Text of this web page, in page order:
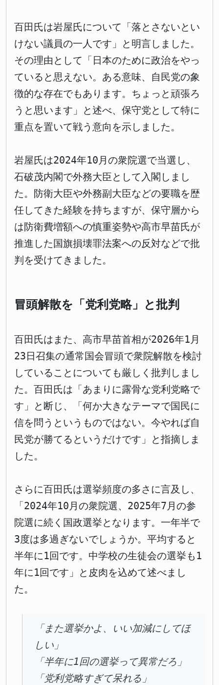
百田氏は岩屋氏について「落とさないとい
けない議員の一人です」と明言しました。
その理由として「日本のために政治をやっ
ていると思えない。ある意味、自民党の象
徴的な存在でもあります。ちょっと頑張ろ
うと思います」と述べ、保守党として特に
重点を置いて戦う意向を示しました。
岩屋氏は2024年10月の衆院選で当選し、
石破茂内閣で外務大臣として入閣しまし
た。防衛大臣や外務副大臣などの要職を歴
任してきた経験を持ちますが、保守層から
は防衛費増額への慎重姿勢や高市早苗氏が
推進した国旗損壊罪法案への反対などで批
判を受けてきました。
冒頭解散を「党利党略」と批判
百田氏はまた、高市早苗首相が2026年1月
23日召集の通常国会冒頭で衆院解散を検討
していることについても厳しく批判しまし
た。百田氏は「あまりに露骨な党利党略で
す」と断じ、「何か大きなテーマで国民に
信を問うというものではない。今やれば自
民党が勝てるというだけです」と指摘しま
した。
さらに百田氏は選挙頻度の多さに言及し、
「2024年10月の衆院選、2025年7月の参
院選に続く国政選挙となります。一年半で
3度は多過ぎないでしょうか。平均すると
半年に1回です。中学校の生徒会の選挙も1
年に1回です」と皮肉を込めて述べまし
た。
「また選挙かよ、いい加減にしてほ
しい」
「半年に1回の選挙って異常だろ」
「党利党略すぎて呆れる」